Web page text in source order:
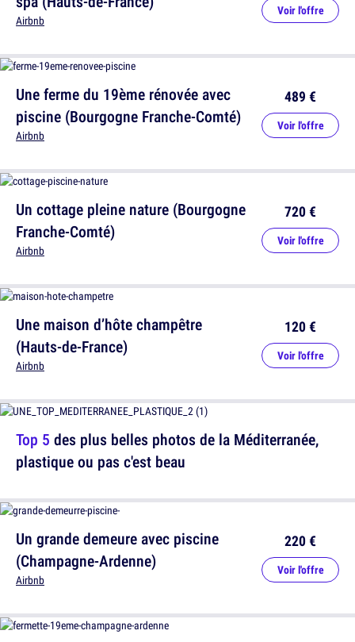
Airbnb
Voir l'offre
Un cottage pleine nature (Bourgogne
Franche-Comté)
Airbnb
720 €
Voir l'offre
Top 5 des plus belles photos de la Méditerranée,
plastique ou pas c'est beau
Une ferme du 19ème rénovée avec
piscine (Bourgogne Franche-Comté)
Airbnb
489 €
Voir l'offre
Une maison d’hôte champêtre
(Hauts-de-France)
Airbnb
120 €
Voir l'offre
Un grande demeure avec piscine
(Champagne-Ardenne)
Airbnb
220 €
Voir l'offre